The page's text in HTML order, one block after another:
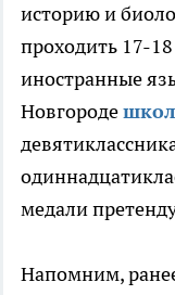
историю и
проходить 17-
иностранные
Новгороде
медали
Напомним,